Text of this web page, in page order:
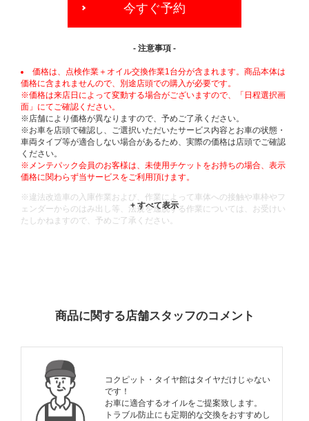
今すぐ予約
- 注意事項 -
価格は、点検作業＋オイル交換作業1台分が含まれます。商品本体は
価格に含まれませんので、別途店頭での購入が必要です。
※価格は来店日によって変動する場合がございますので、「日程選択画
面」にてご確認ください。
※店舗により価格が異なりますので、予めご了承ください。
※お車を店頭で確認し、ご選択いただいたサービス内容とお車の状態・
車両タイプ等が適合しない場合があるため、実際の価格は店頭でご確認
ください。
※メンテパック会員のお客様は、未使用チケットをお持ちの場合、表示
価格に関わらず当サービスをご利用頂けます。
※違法改造車の入庫作業および、作業によって車体への接触や車枠やフ
ェンダーからのはみ出し等、法規を逸脱する作業については、お受けい
たしかねますので、予めご了承ください。
商品に関する店舗スタッフのコメント
コクピット・タイヤ館はタイヤだけじゃない
です！
お車に適合するオイルをご提案致します。
トラブル防止にも定期的な交換をおすすめし